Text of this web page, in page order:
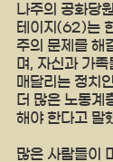
나주의 공화당
테이지(62)는
주의 문제를 해
며, 자신과 가
매달리는 정치
더 많은 노동계
해야 한다고 말
많은 사람들이